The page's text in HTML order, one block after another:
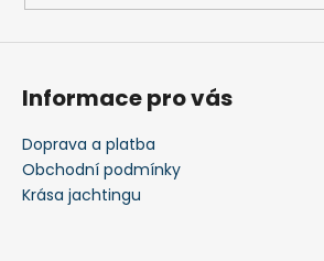
Informace pro vás
Doprava a platba
Obchodní podmínky
Krása jachtingu